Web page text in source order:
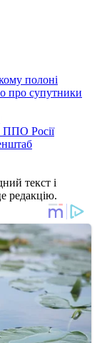
полоні
про супутники
ППО Росії
текст і
редакцію.